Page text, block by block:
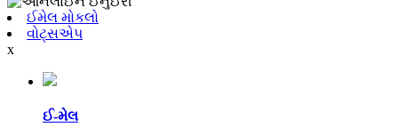
ઈમેલ મોકલો
વોટ્સએપ
x
ઈ-મેલ